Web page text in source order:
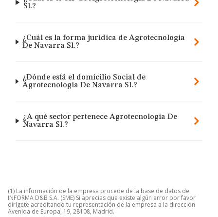
Sl.?
¿Cuál es la forma jurídica de Agrotecnologia
De Navarra Sl.?
¿Dónde está el domicilio Social de
Agrotecnologia De Navarra Sl.?
¿A qué sector pertenece Agrotecnologia De
Navarra Sl.?
(1) La información de la empresa procede de la base de datos de
INFORMA D&B S.A. (SME) Si aprecias que existe algún error por favor
dirígete acreditando tu representación de la empresa a la dirección
Avenida de Europa, 19, 28108, Madrid.